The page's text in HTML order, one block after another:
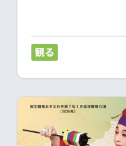
観る